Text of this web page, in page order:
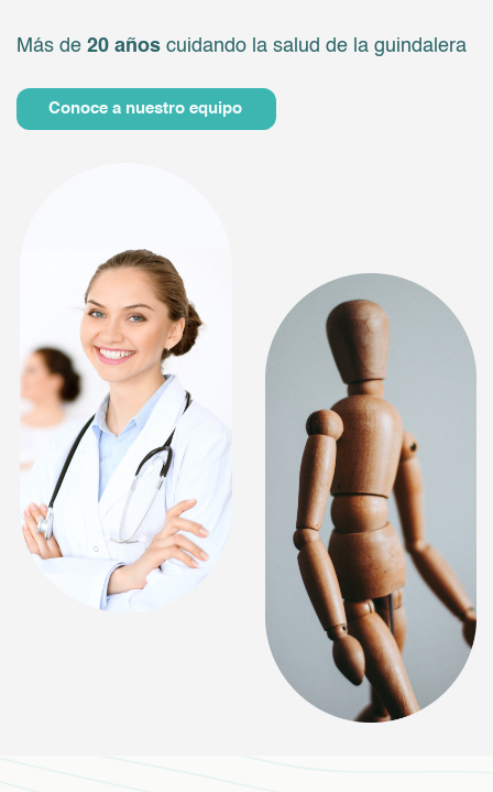
Más de 20 años cuidando la salud de la guindalera
Conoce a nuestro equipo